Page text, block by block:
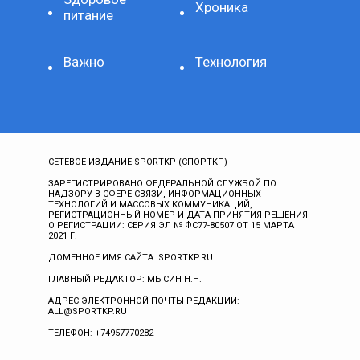
питание
Хроника
Важно Технология
СЕТЕВОЕ ИЗДАНИЕ SPORTKP (СПОРТКП)
ЗАРЕГИСТРИРОВАНО ФЕДЕРАЛЬНОЙ СЛУЖБОЙ ПО
НАДЗОРУ В СФЕРЕ СВЯЗИ, ИНФОРМАЦИОННЫХ
ТЕХНОЛОГИЙ И МАССОВЫХ КОММУНИКАЦИЙ,
РЕГИСТРАЦИОННЫЙ НОМЕР И ДАТА ПРИНЯТИЯ РЕШЕНИЯ
О РЕГИСТРАЦИИ: СЕРИЯ ЭЛ № ФС77-80507 ОТ 15 МАРТА
2021 Г.
ДОМЕННОЕ ИМЯ САЙТА: SPORTKP.RU
ГЛАВНЫЙ РЕДАКТОР: МЫСИН Н.Н.
АДРЕС ЭЛЕКТРОННОЙ ПОЧТЫ РЕДАКЦИИ:
ALL@SPORTKP.RU
ТЕЛЕФОН: +74957770282